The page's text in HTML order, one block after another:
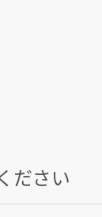
ださい